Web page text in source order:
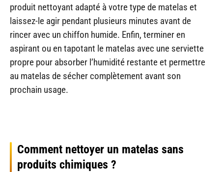
produit nettoyant adapté à votre type de matelas et
laissez-le agir pendant plusieurs minutes avant de
rincer avec un chiffon humide. Enfin, terminer en
aspirant ou en tapotant le matelas avec une serviette
propre pour absorber l’humidité restante et permettre
au matelas de sécher complètement avant son
prochain usage.
Comment nettoyer un matelas sans
produits chimiques ?